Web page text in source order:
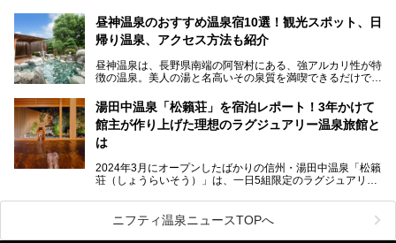
を隅々まで楽しみたいですよね。この記事では、金具屋での
滞在を最高の思い出にするための「楽しみ方」を徹底的にご
紹介します！
昼神温泉のおすすめ温泉宿10選！観光スポット、日
帰り温泉、アクセス方法も紹介
昼神温泉は、長野県南端の阿智村にある、強アルカリ性が特
徴の温泉。美人の湯と名高いその泉質を満喫できるだけでな
昼神温泉では、朝市などの観光スポットや、信州名物のおや
きを楽しめるグルメスポットなど、観光を楽しむにはぴった
りの場所が豊富にあります。
この記事では、昼神温泉での滞在を充実させる宿泊施設や日
帰り温泉、見どころ満載の観光・グルメスポットに加え、ア
クセス方法も順に紹介します。
湯田中温泉「松籟荘」を宿泊レポート！3年かけて
館主が作り上げた理想のラグジュアリー温泉旅館と
は
2024年3月にオープンしたばかりの信州・湯田中温泉「松籟
荘（しょうらいそう）」は、一日5組限定のラグジュアリー
ライベートに楽しめる非日常感が味わえます。また宿泊者は
道向かいの「よろづや」の大浴場「桃山風呂」や共同浴場の
「湯田中大湯」も利用ができます。
ニフティ温泉ニュースTOPへ